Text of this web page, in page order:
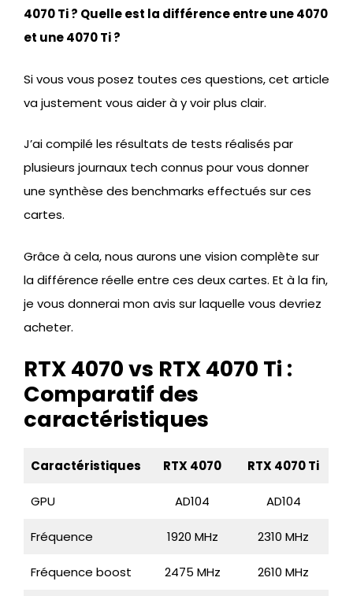
4070 Ti ? Quelle est la différence entre une 4070
et une 4070 Ti ?
Si vous vous posez toutes ces questions, cet article
va justement vous aider à y voir plus clair.
J’ai compilé les résultats de tests réalisés par
plusieurs journaux tech connus pour vous donner
une synthèse des benchmarks effectués sur ces
cartes.
Grâce à cela, nous aurons une vision complète sur
la différence réelle entre ces deux cartes. Et à la fin,
je vous donnerai mon avis sur laquelle vous devriez
acheter.
RTX 4070 vs RTX 4070 Ti :
Comparatif des
caractéristiques
Caractéristiques RTX 4070 RTX 4070 Ti
GPU AD104 AD104
Fréquence 1920 MHz 2310 MHz
Fréquence boost 2475 MHz 2610 MHz